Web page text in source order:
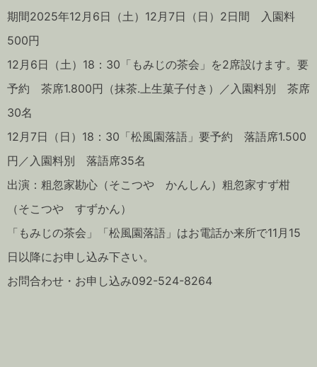
期間2025年12月6日（土）12月7日（日）2日間 入園料
500円
12月6日（土）18：30「もみじの茶会」を2席設けます。要
予約 茶席1.800円（抹茶.上生菓子付き）／入園料別 茶席
30名
12月7日（日）18：30「松風園落語」要予約 落語席1.500
円／入園料別 落語席35名
出演：粗忽家勘心（そこつや かんしん）粗忽家すず柑
（そこつや すずかん）
「もみじの茶会」「松風園落語」はお電話か来所で11月15
日以降にお申し込み下さい。
お問合わせ・お申し込み092-524-8264